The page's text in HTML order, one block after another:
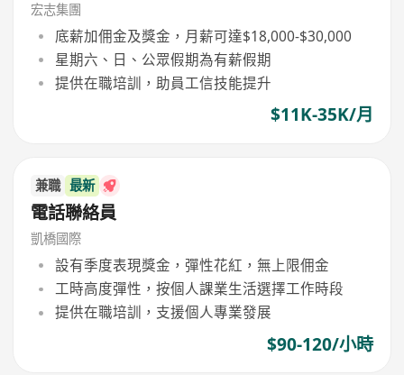
宏志集團
底薪加佣金及獎金，月薪可達$18,000-$30,000
星期六、日、公眾假期為有薪假期
提供在職培訓，助員工信技能提升
$11K-35K/月
兼職 最新
電話聯絡員
凱橋國際
設有季度表現獎金，彈性花紅，無上限佣金
工時高度彈性，按個人課業生活選擇工作時段
提供在職培訓，支援個人專業發展
$90-120/小時